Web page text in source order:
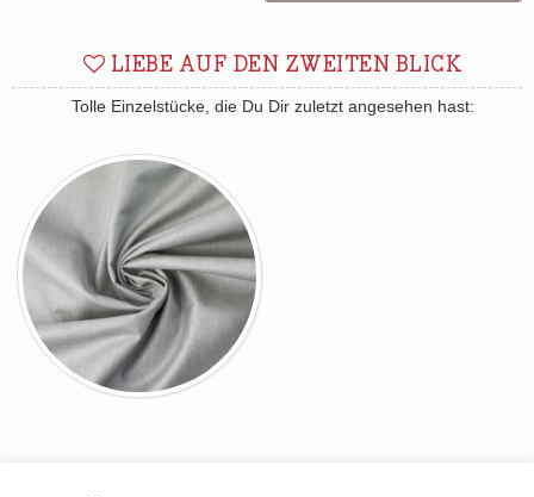
LIEBE AUF DEN ZWEITEN BLICK
Tolle Einzelstücke, die Du Dir zuletzt angesehen hast: